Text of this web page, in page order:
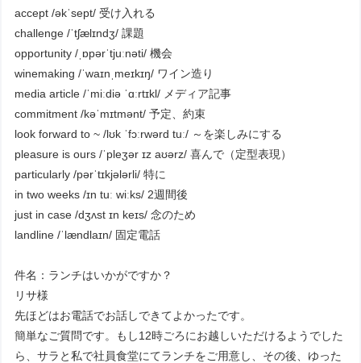
accept /əkˈsept/ 受け入れる
challenge /ˈtʃælɪndʒ/ 課題
opportunity /ˌɒpərˈtjuːnəti/ 機会
winemaking /ˈwaɪnˌmeɪkɪŋ/ ワイン造り
media article /ˈmiːdiə ˈɑːrtɪkl/ メディア記事
commitment /kəˈmɪtmənt/ 予定、約束
look forward to ~ /lʊk ˈfɔːrwərd tuː/ ～を楽しみにする
pleasure is ours /ˈpleʒər ɪz aʊərz/ 喜んで（定型表現）
particularly /pərˈtɪkjələrli/ 特に
in two weeks /ɪn tuː wiːks/ 2週間後
just in case /dʒʌst ɪn keɪs/ 念のため
landline /ˈlændlaɪn/ 固定電話
件名：ランチはいかがですか？
リサ様
先ほどはお電話でお話しできてよかったです。
簡単なご質問です。もし12時ごろにお越しいただけるようでした
ら、サラと私で社員食堂にてランチをご用意し、その後、ゆった